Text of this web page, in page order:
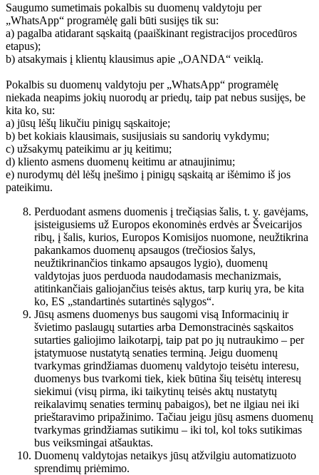
Saugumo sumetimais pokalbis su duomenų valdytoju per
„WhatsApp“ programėlę gali būti susijęs tik su:
a) pagalba atidarant sąskaitą (paaiškinant registracijos procedūros
etapus);
b) atsakymais į klientų klausimus apie „OANDA“ veiklą.
Pokalbis su duomenų valdytoju per „WhatsApp“ programėlę
niekada neapims jokių nuorodų ar priedų, taip pat nebus susijęs, be
kita ko, su:
a) jūsų lėšų likučiu pinigų sąskaitoje;
b) bet kokiais klausimais, susijusiais su sandorių vykdymu;
c) užsakymų pateikimu ar jų keitimu;
d) kliento asmens duomenų keitimu ar atnaujinimu;
e) nurodymų dėl lėšų įnešimo į pinigų sąskaitą ar išėmimo iš jos
pateikimu.
Perduodant asmens duomenis į trečiąsias šalis, t. y. gavėjams,
įsisteigusiems už Europos ekonominės erdvės ar Šveicarijos
ribų, į šalis, kurios, Europos Komisijos nuomone, neužtikrina
pakankamos duomenų apsaugos (trečiosios šalys,
neužtikrinančios tinkamo apsaugos lygio), duomenų
valdytojas juos perduoda naudodamasis mechanizmais,
atitinkančiais galiojančius teisės aktus, tarp kurių yra, be kita
ko, ES „standartinės sutartinės sąlygos“.
Jūsų asmens duomenys bus saugomi visą Informacinių ir
švietimo paslaugų sutarties arba Demonstracinės sąskaitos
sutarties galiojimo laikotarpį, taip pat po jų nutraukimo – per
įstatymuose nustatytą senaties terminą. Jeigu duomenų
tvarkymas grindžiamas duomenų valdytojo teisėtu interesu,
duomenys bus tvarkomi tiek, kiek būtina šių teisėtų interesų
siekimui (visų pirma, iki taikytinų teisės aktų nustatytų
reikalavimų senaties terminų pabaigos), bet ne ilgiau nei iki
prieštaravimo pripažinimo. Tačiau jeigu jūsų asmens duomenų
tvarkymas grindžiamas sutikimu – iki tol, kol toks sutikimas
bus veiksmingai atšauktas.
Duomenų valdytojas netaikys jūsų atžvilgiu automatizuoto
sprendimų priėmimo.